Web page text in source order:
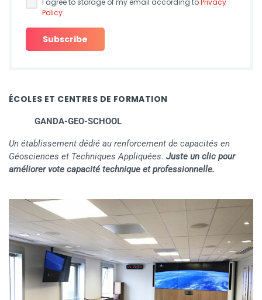
I agree to storage of my email according to Privacy
Policy
ÉCOLES ET CENTRES DE FORMATION
GANDA-GEO-SCHOOL
Un établissement dédié au renforcement de capacités en
Géosciences et Techniques Appliquées. Juste un clic pour
améliorer vote capacité technique et professionnelle.